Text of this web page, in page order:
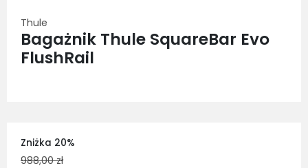
Thule
Bagażnik Thule SquareBar Evo
FlushRail
Zniżka 20%
988,00 zł